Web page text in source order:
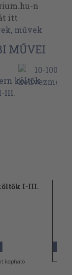
n
itt
művek
MŰVEI
I-III.
kapható